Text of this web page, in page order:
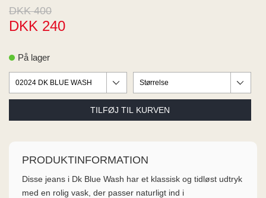
MODA
DKK 400
DKK 240
På lager
PRODUKTINFORMATION
Disse jeans i Dk Blue Wash har et klassisk og tidløst udtryk
med en rolig vask, der passer naturligt ind i